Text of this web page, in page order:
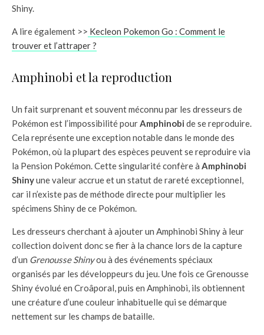
Shiny.
A lire également >> Kecleon Pokemon Go : Comment le
trouver et l’attraper ?
Amphinobi et la reproduction
Un fait surprenant et souvent méconnu par les dresseurs de
Pokémon est l’impossibilité pourAmphinobi de se reproduire.
Cela représente une exception notable dans le monde des
Pokémon, où la plupart des espèces peuvent se reproduire via
la Pension Pokémon. Cette singularité confère à Amphinobi
Shinyune valeur accrue et un statut de rareté exceptionnel,
car il n’existe pas de méthode directe pour multiplier les
spécimens Shiny de ce Pokémon.
Les dresseurs cherchant à ajouter un Amphinobi Shiny à leur
collection doivent donc se fier à la chance lors de la capture
d’un Grenousse Shinyou à des événements spéciaux
organisés par les développeurs du jeu. Une fois ce Grenousse
Shiny évolué en Croâporal, puis en Amphinobi, ils obtiennent
une créature d’une couleur inhabituelle qui se démarque
nettement sur les champs de bataille.